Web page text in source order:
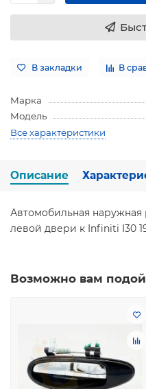
В закладки В
Марка
Модель
Все характеристики
Описание
Автомобильная наружная
левой двери к Infiniti I30
Возможно вам